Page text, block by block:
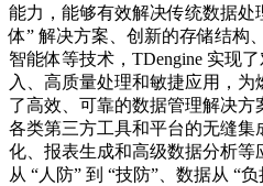
能力，能够有效解决传统数据处
体” 解决方案、创新的存储结构
智能体等技术，TDengine 实现
入、高质量处理和敏捷应用，
了高效、可靠的数据管理解决方
各类第三方工具和平台的无缝
化、报表生成和高级数据分析
从 “人防” 到 “技防”、数据从 “